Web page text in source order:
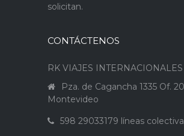
solicitan.
CONTÁCTENOS
RK VIAJES INTERNACIONALES
Pza. de Cagancha 1335 Of.
Montevideo
598 29033179 líneas